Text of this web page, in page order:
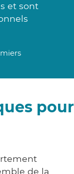
et sont
pour
de la